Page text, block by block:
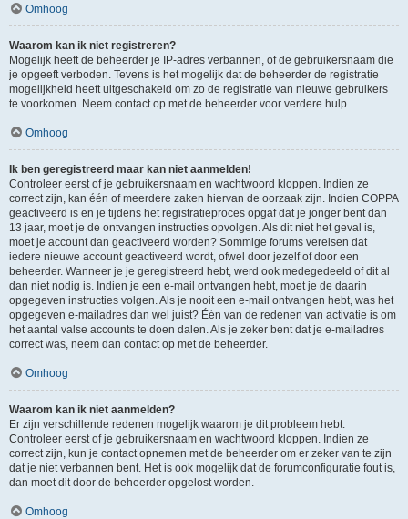
Omhoog
Waarom kan ik niet registreren?
Mogelijk heeft de beheerder je IP-adres verbannen, of de gebruikersnaam die
je opgeeft verboden. Tevens is het mogelijk dat de beheerder de registratie
mogelijkheid heeft uitgeschakeld om zo de registratie van nieuwe gebruikers
te voorkomen. Neem contact op met de beheerder voor verdere hulp.
Omhoog
Ik ben geregistreerd maar kan niet aanmelden!
Controleer eerst of je gebruikersnaam en wachtwoord kloppen. Indien ze
correct zijn, kan één of meerdere zaken hiervan de oorzaak zijn. Indien COPPA
geactiveerd is en je tijdens het registratieproces opgaf dat je jonger bent dan
13 jaar, moet je de ontvangen instructies opvolgen. Als dit niet het geval is,
moet je account dan geactiveerd worden? Sommige forums vereisen dat
iedere nieuwe account geactiveerd wordt, ofwel door jezelf of door een
beheerder. Wanneer je je geregistreerd hebt, werd ook medegedeeld of dit al
dan niet nodig is. Indien je een e-mail ontvangen hebt, moet je de daarin
opgegeven instructies volgen. Als je nooit een e-mail ontvangen hebt, was het
opgegeven e-mailadres dan wel juist? Één van de redenen van activatie is om
het aantal valse accounts te doen dalen. Als je zeker bent dat je e-mailadres
correct was, neem dan contact op met de beheerder.
Omhoog
Waarom kan ik niet aanmelden?
Er zijn verschillende redenen mogelijk waarom je dit probleem hebt.
Controleer eerst of je gebruikersnaam en wachtwoord kloppen. Indien ze
correct zijn, kun je contact opnemen met de beheerder om er zeker van te zijn
dat je niet verbannen bent. Het is ook mogelijk dat de forumconfiguratie fout is,
dan moet dit door de beheerder opgelost worden.
Omhoog